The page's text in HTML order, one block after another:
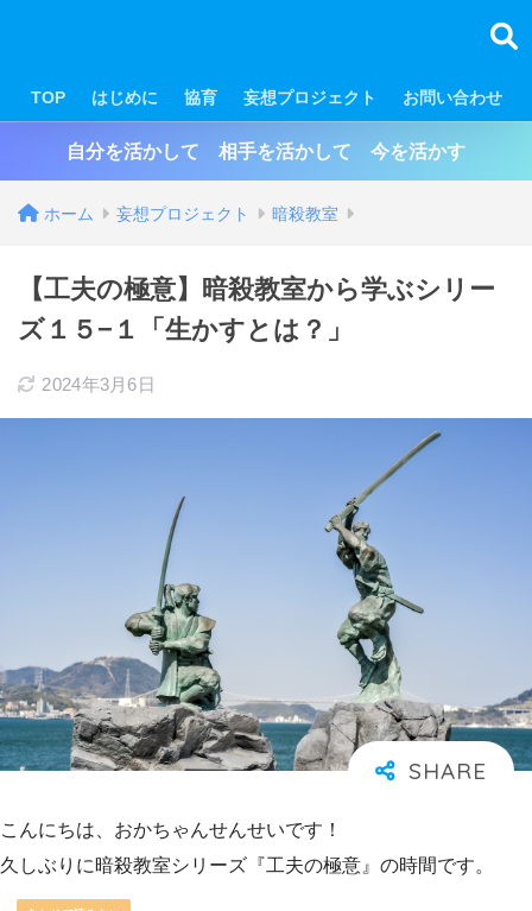
TOP はじめに 協育 妄想プロジェクト お問い合わせ
自分を活かして 相手を活かして 今を活かす
ホーム 妄想プロジェクト 暗殺教室
【工夫の極意】暗殺教室から学ぶシリー
ズ１５−１「生かすとは？」
2024年3月6日
こんにちは、おかちゃんせんせいです！
久しぶりに暗殺教室シリーズ『工夫の極意』の時間です。